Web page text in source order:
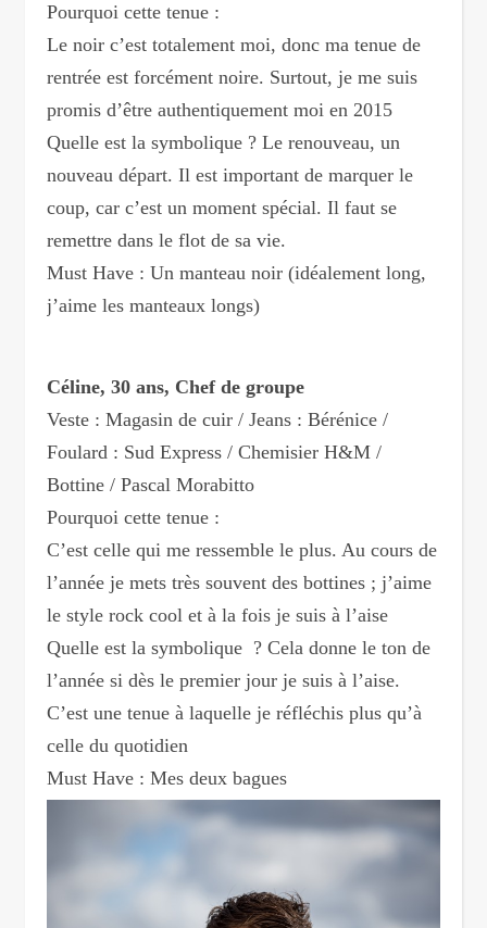
Pourquoi cette tenue :
Le noir c’est totalement moi, donc ma tenue de
rentrée est forcément noire. Surtout, je me suis
promis d’être authentiquement moi en 2015
Quelle est la symbolique ? Le renouveau, un
nouveau départ. Il est important de marquer le
coup, car c’est un moment spécial. Il faut se
remettre dans le flot de sa vie.
Must Have : Un manteau noir (idéalement long,
j’aime les manteaux longs)
Céline, 30 ans, Chef de groupe
Veste : Magasin de cuir / Jeans : Bérénice /
Foulard : Sud Express / Chemisier H&M /
Bottine / Pascal Morabitto
Pourquoi cette tenue :
C’est celle qui me ressemble le plus. Au cours de
l’année je mets très souvent des bottines ; j’aime
le style rock cool et à la fois je suis à l’aise
Quelle est la symbolique ? Cela donne le ton de
l’année si dès le premier jour je suis à l’aise.
C’est une tenue à laquelle je réfléchis plus qu’à
celle du quotidien
Must Have : Mes deux bagues